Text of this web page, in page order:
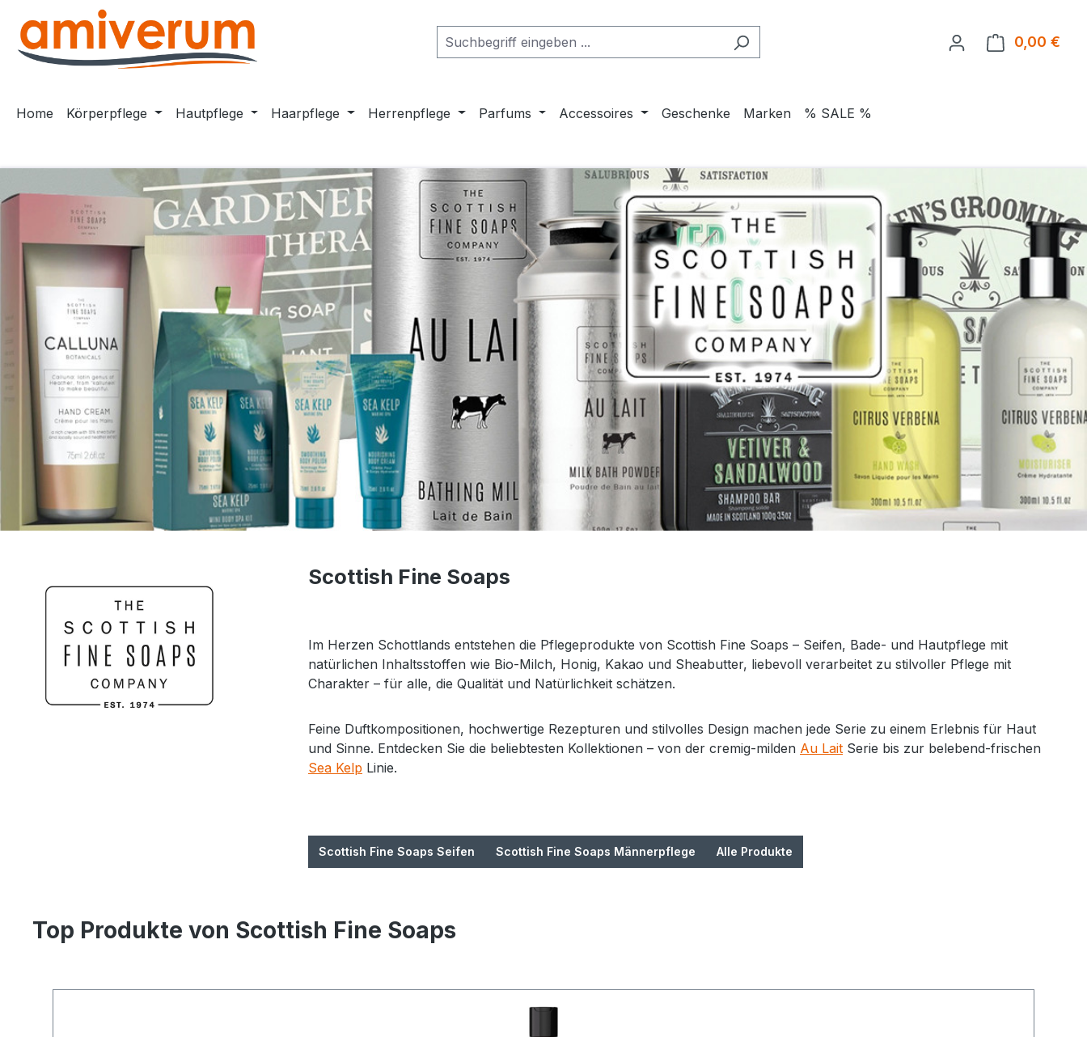
Hauptinhalt springen
Zur Suche springen
Zur Hauptnavigation springen
0,00 €
Home Körperpflege Hautpflege Haarpflege Herrenpflege Parfums Accessoires Geschenke Marken % SALE %
Scottish Fine Soaps
Im Herzen Schottlands entstehen die Pflegeprodukte von Scottish Fine Soaps – Seifen, Bade- und Hautpflege mit
natürlichen Inhaltsstoffen wie Bio-Milch, Honig, Kakao und Sheabutter, liebevoll verarbeitet zu stilvoller Pflege mit
Charakter – für alle, die Qualität und Natürlichkeit schätzen.
Feine Duftkompositionen, hochwertige Rezepturen und stilvolles Design machen jede Serie zu einem Erlebnis für Haut
und Sinne. Entdecken Sie die beliebtesten Kollektionen – von der cremig-milden Au Lait Serie bis zur belebend-frischen
Sea Kelp Linie.
Scottish Fine Soaps Seifen Scottish Fine Soaps Männerpflege Alle Produkte
Top Produkte von Scottish Fine Soaps